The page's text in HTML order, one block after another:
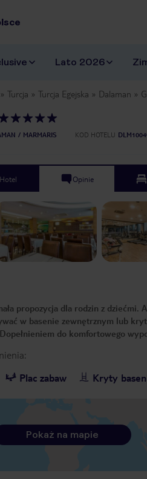
Lato 2026
Turcja Turcja Egejska Dalaman
MARMARIS KOD HOTELU
Hotel Opinie
propozycja dla rodzin z dziećmi.
w basenie zewnętrznym lub
do komfortowego
Plac zabaw Kryty basen
Pokaż na mapie